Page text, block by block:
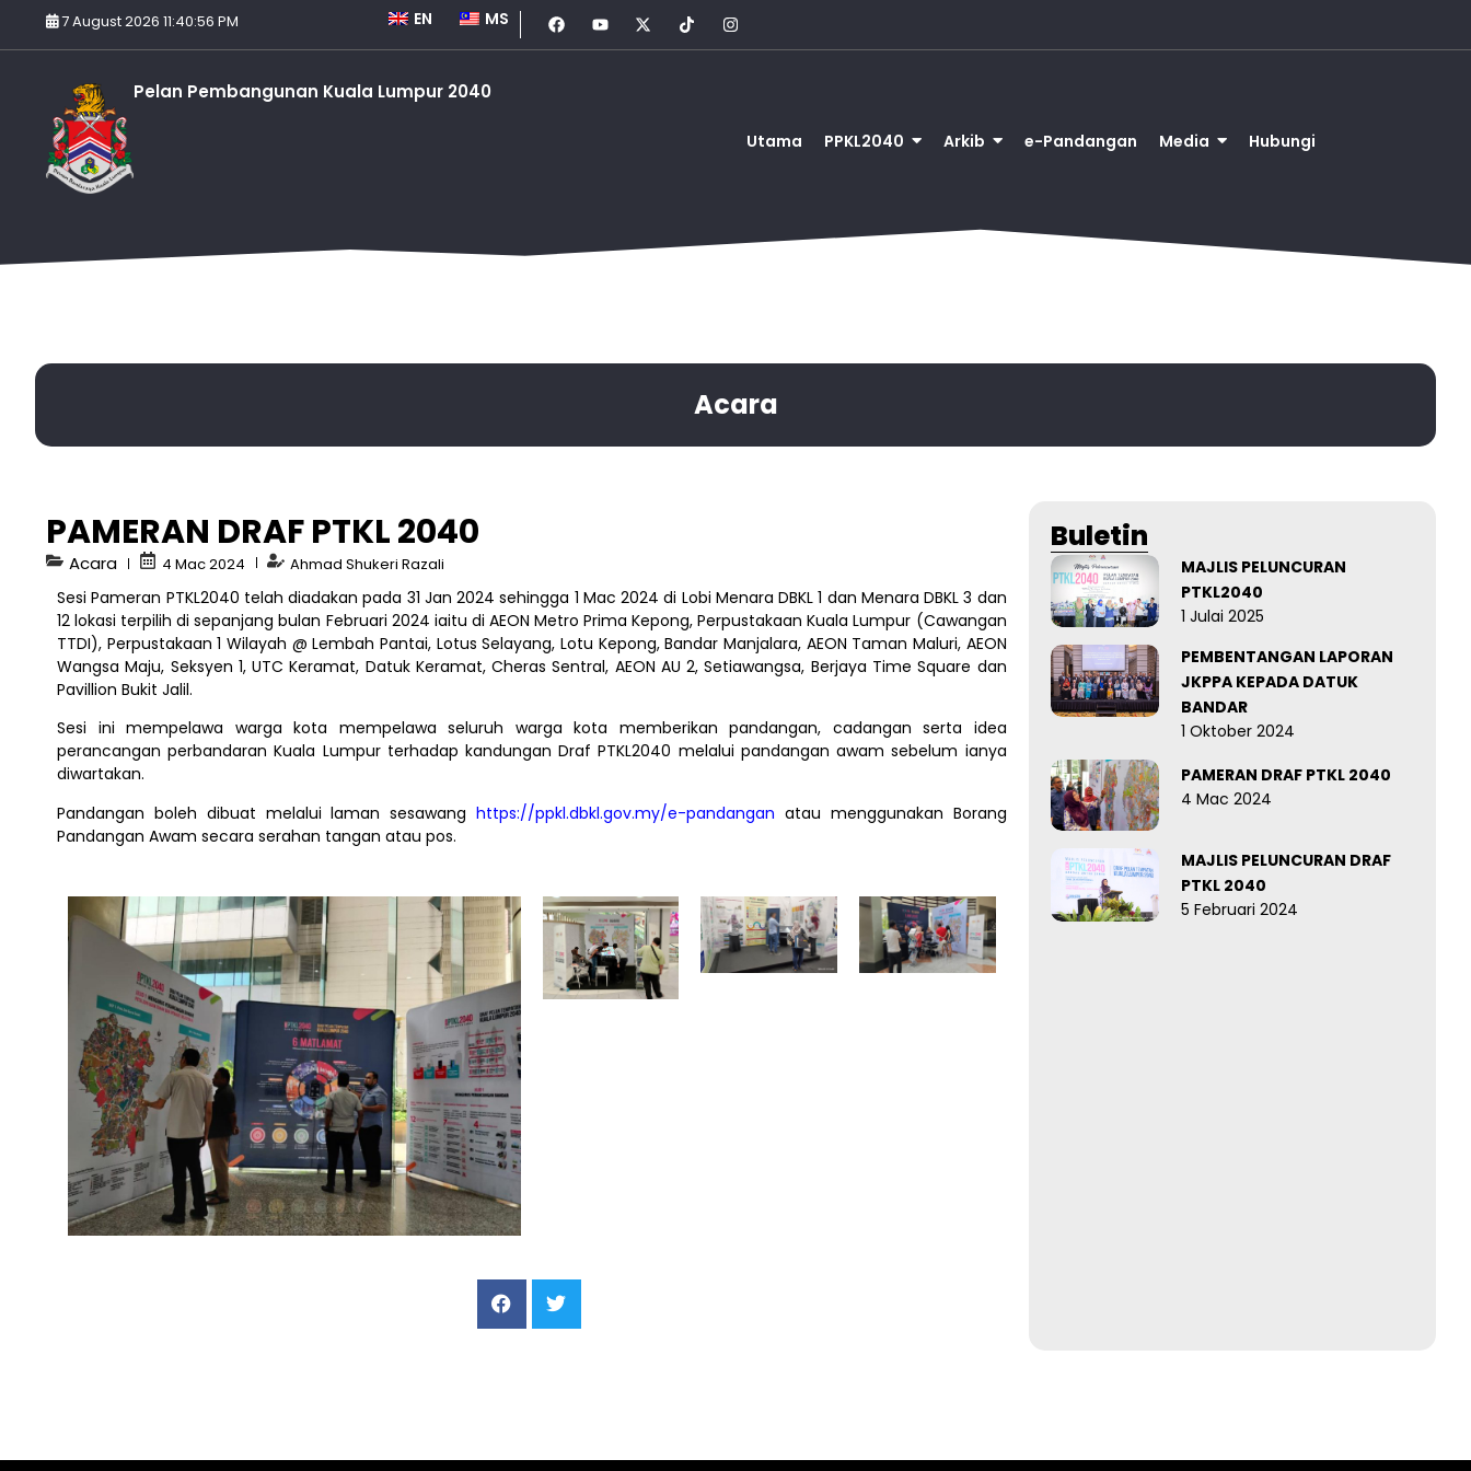
7 August 2026 11:40:56 PM EN MS
Pelan Pembangunan Kuala Lumpur 2040
Utama PPKL2040 Arkib e-Pandangan Media Hubungi
Acara
PAMERAN DRAF PTKL 2040
Acara 4 Mac 2024 Ahmad Shukeri Razali
Sesi Pameran PTKL2040 telah diadakan pada 31 Jan 2024 sehingga 1 Mac 2024 di Lobi Menara DBKL 1 dan Menara DBKL 3 dan
12 lokasi terpilih di sepanjang bulan Februari 2024 iaitu di AEON Metro Prima Kepong, Perpustakaan Kuala Lumpur (Cawangan
TTDI), Perpustakaan 1 Wilayah @ Lembah Pantai, Lotus Selayang, Lotu Kepong, Bandar Manjalara, AEON Taman Maluri, AEON
Wangsa Maju, Seksyen 1, UTC Keramat, Datuk Keramat, Cheras Sentral, AEON AU 2, Setiawangsa, Berjaya Time Square dan
Pavillion Bukit Jalil.
Sesi ini mempelawa warga kota mempelawa seluruh warga kota memberikan pandangan, cadangan serta idea
perancangan perbandaran Kuala Lumpur terhadap kandungan Draf PTKL2040 melalui pandangan awam sebelum ianya
diwartakan.
Pandangan boleh dibuat melalui laman sesawanghttps://ppkl.dbkl.gov.my/e-pandangan atau menggunakan Borang
Pandangan Awam secara serahan tangan atau pos.
Buletin
MAJLIS PELUNCURAN
PTKL2040
1 Julai 2025
PEMBENTANGAN LAPORAN
JKPPA KEPADA DATUK
BANDAR
1 Oktober 2024
PAMERAN DRAF PTKL 2040
4 Mac 2024
MAJLIS PELUNCURAN DRAF
PTKL 2040
5 Februari 2024